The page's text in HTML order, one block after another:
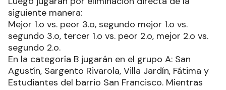
siguiente manera:
Mejor 1.o vs. peor 3.o, segundo mejor 1.o vs.
segundo 3.o, tercer 1.o vs. peor 2.o, mejor 2.o vs.
segundo 2.o.
En la categoría B jugarán en el grupo A: San
Agustín, Sargento Rivarola, Villa Jardín, Fátima y
Estudiantes del barrio San Francisco. Mientras